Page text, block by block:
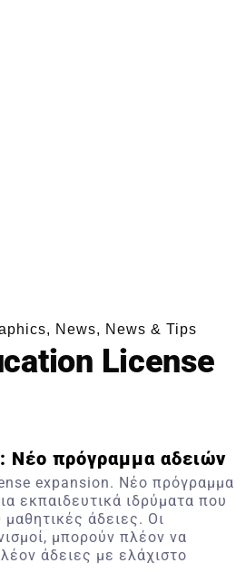
, News, News & Tips
License
Νέο πρόγραμμα αδειών
expansion. Νέο πρόγραμμα
εκπαιδευτικά ιδρύματα που
άδειες. Οι
μπορούν πλέον να
άδειες με ελάχιστο